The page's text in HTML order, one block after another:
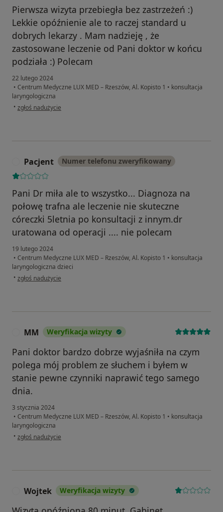
Pierwsza wizyta przebiegła bez zastrzeżeń :)
Lekkie opóźnienie ale to raczej standard u
dobrych lekarzy . Mam nadzieję , że
zastosowane leczenie od Pani doktor w końcu
podziała :) Polecam
22 lutego 2024
• Centrum Medyczne LUX MED – Rzeszów, Al. Kopisto 1 • konsultacja
laryngologiczna
• w opinii użytkownika Ewa
zgłoś nadużycie
Pacjent Numer telefonu zweryfikowany
Pani Dr miła ale to wszystko... Diagnoza na
połowę trafna ale leczenie nie skuteczne
córeczki 5letnia po konsultacji z innym.dr
uratowana od operacji .... nie polecam
19 lutego 2024
• Centrum Medyczne LUX MED – Rzeszów, Al. Kopisto 1 • konsultacja
laryngologiczna dzieci
• w opinii użytkownika Pacjent
zgłoś nadużycie
MM Weryfikacja wizyty
Pani doktor bardzo dobrze wyjaśniła na czym
polega mój problem ze słuchem i byłem w
stanie pewne czynniki naprawić tego samego
dnia.
3 stycznia 2024
• Centrum Medyczne LUX MED – Rzeszów, Al. Kopisto 1 • konsultacja
laryngologiczna
• w opinii użytkownika MM
zgłoś nadużycie
Wojtek Weryfikacja wizyty